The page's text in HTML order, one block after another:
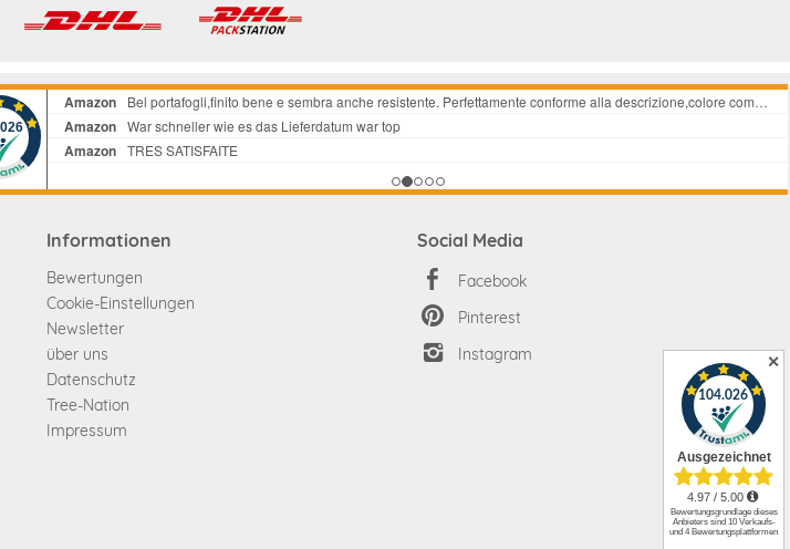
✕
Informationen
Bewertungen
Cookie-Einstellungen
Newsletter
über uns
Datenschutz
Tree-Nation
Impressum
Social Media
Facebook
Pinterest
Instagram